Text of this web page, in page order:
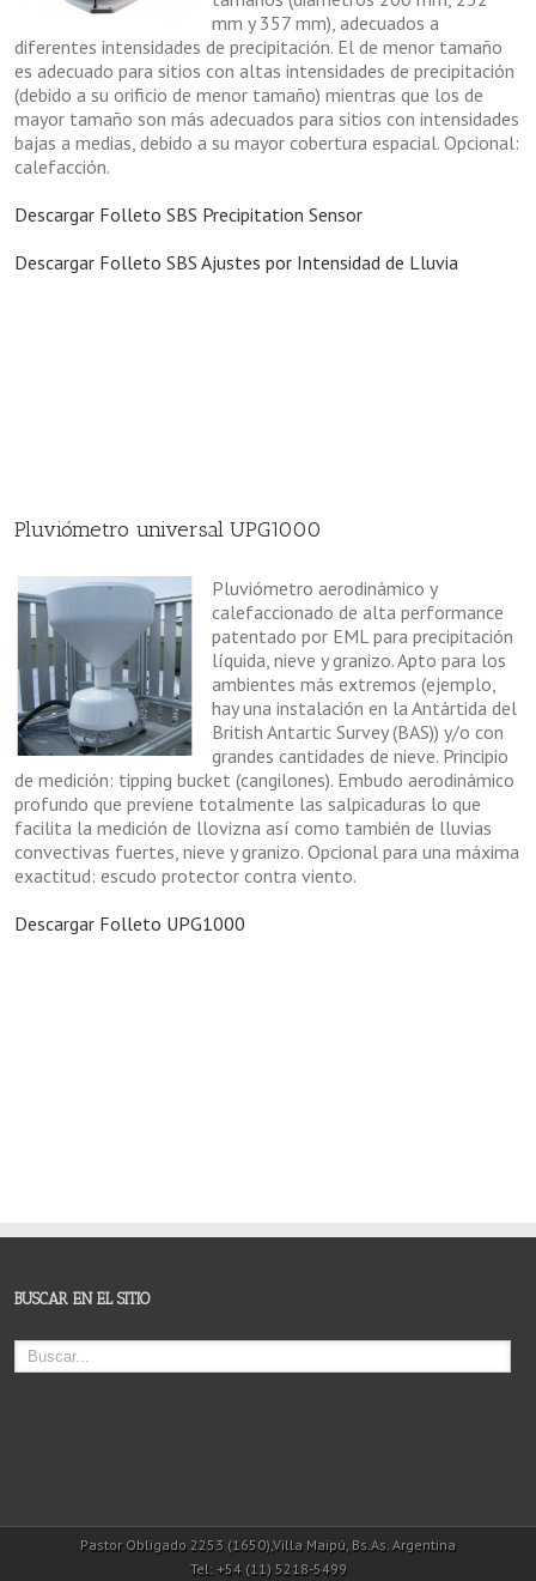
mm y 357 mm), adecuados a
diferentes intensidades de precipitación. El de menor tamaño
es adecuado para sitios con altas intensidades de precipitación
(debido a su orificio de menor tamaño) mientras que los de
mayor tamaño son más adecuados para sitios con intensidades
bajas a medias, debido a su mayor cobertura espacial. Opcional:
calefacción.
Descargar Folleto SBS Precipitation Sensor
Descargar Folleto SBS Ajustes por Intensidad de Lluvia
Pluviómetro universal UPG1000
Pluviómetro aerodinámico y
calefaccionado de alta performance
patentado por EML para precipitación
líquida, nieve y granizo. Apto para los
ambientes más extremos (ejemplo,
hay una instalación en la Antártida del
British Antartic Survey (BAS)) y/o con
grandes cantidades de nieve. Principio
de medición: tipping bucket (cangilones). Embudo aerodinámico
profundo que previene totalmente las salpicaduras lo que
facilita la medición de llovizna así como también de lluvias
convectivas fuertes, nieve y granizo. Opcional para una máxima
exactitud: escudo protector contra viento.
Descargar Folleto UPG1000
BUSCAR EN EL SITIO
Pastor Obligado 2253 (1650),Villa Maipú, Bs.As. Argentina
Tel: +54 (11) 5218-5499